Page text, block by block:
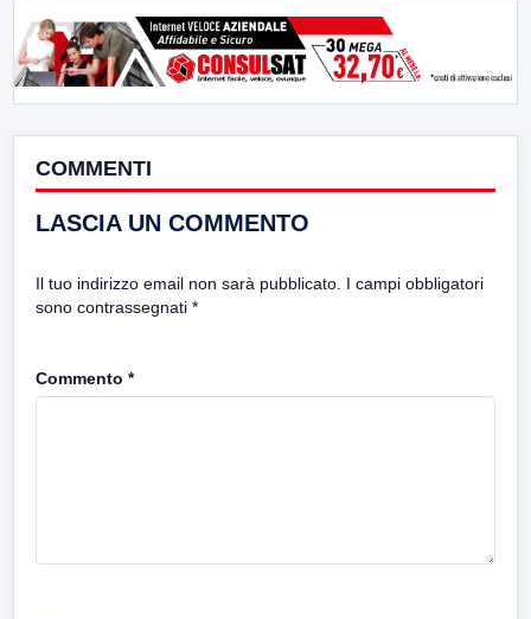
COMMENTI
LASCIA UN COMMENTO
Il tuo indirizzo email non sarà pubblicato. I campi obbligatori
sono contrassegnati *
Commento *